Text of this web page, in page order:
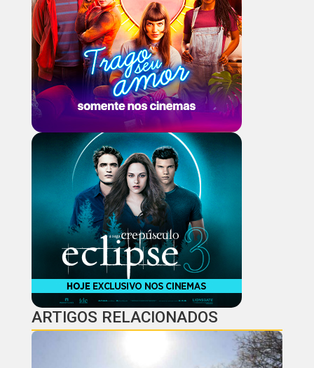
ARTIGOS RELACIONADOS